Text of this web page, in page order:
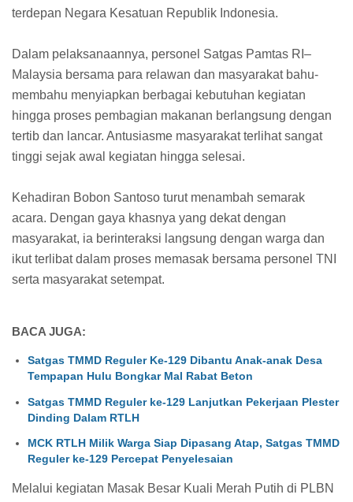
terdepan Negara Kesatuan Republik Indonesia.
Dalam pelaksanaannya, personel Satgas Pamtas RI–
Malaysia bersama para relawan dan masyarakat bahu-
membahu menyiapkan berbagai kebutuhan kegiatan
hingga proses pembagian makanan berlangsung dengan
tertib dan lancar. Antusiasme masyarakat terlihat sangat
tinggi sejak awal kegiatan hingga selesai.
Kehadiran Bobon Santoso turut menambah semarak
acara. Dengan gaya khasnya yang dekat dengan
masyarakat, ia berinteraksi langsung dengan warga dan
ikut terlibat dalam proses memasak bersama personel TNI
serta masyarakat setempat.
BACA JUGA:
Satgas TMMD Reguler Ke-129 Dibantu Anak-anak Desa
Tempapan Hulu Bongkar Mal Rabat Beton
Satgas TMMD Reguler ke-129 Lanjutkan Pekerjaan Plester
Dinding Dalam RTLH
MCK RTLH Milik Warga Siap Dipasang Atap, Satgas TMMD
Reguler ke-129 Percepat Penyelesaian
Melalui kegiatan Masak Besar Kuali Merah Putih di PLBN